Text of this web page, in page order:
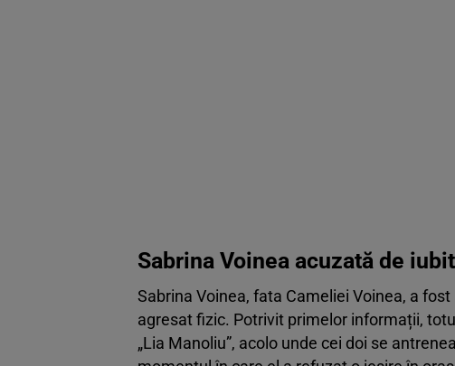
Sabrina Voinea acuzată de
Sabrina Voinea, fata Cameliei Voinea, a
agresat fizic. Potrivit primelor informații,
„Lia Manoliu”, acolo unde cei doi se